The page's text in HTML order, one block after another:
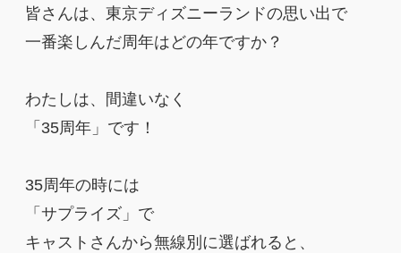
皆さんは、東京ディズニーランドの思い出で
一番楽しんだ周年はどの年ですか？
わたしは、間違いなく
「35周年」です！
35周年の時には
「サプライズ」で
キャストさんから無線別に選ばれると、